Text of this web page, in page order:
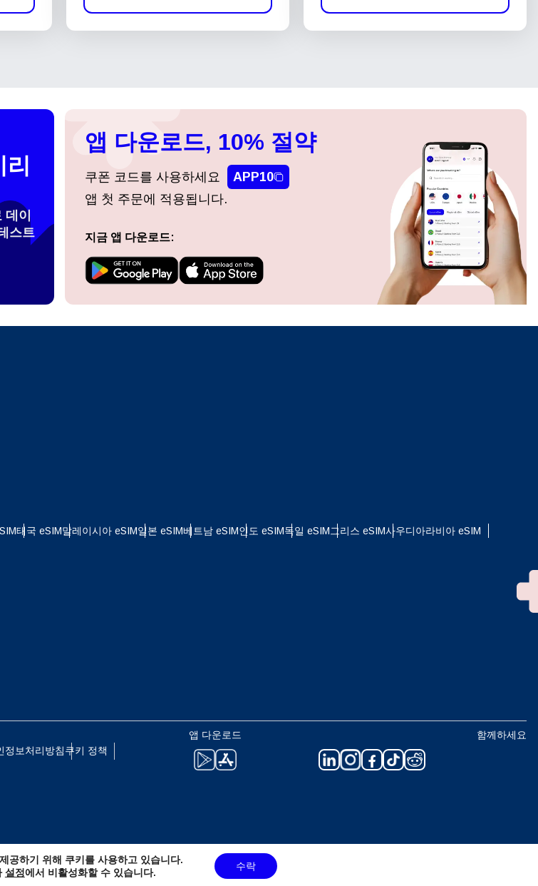
if your device supports eSIM
mobile carrier to request an eSIM activation.
Once activated, you can enjoy the benefits
리
데이
스트
앱 다운로드, 10% 절약
쿠폰 코드를 사용하세요
APP10
앱 첫 주문에 적용됩니다.
지금 앱 다운로드:
태국 eSIM말레이시아 eSIM일본 eSIM베트남 eSIM인도 eSIM독일 eSIM그리스 eSIM사우디아라비아 eSIM
정보처리방침쿠키 정책
앱 다운로드 함께하세요
Español
Português
繁體中文
NZD - 뉴질랜드 달러
인 또는 회원가입
이용하거나 몇 초 만에 새로 만드세요.
공하기 위해 쿠키를 사용하고 있습니다.
설정에서 비활성화할 수 있습니다.
수락